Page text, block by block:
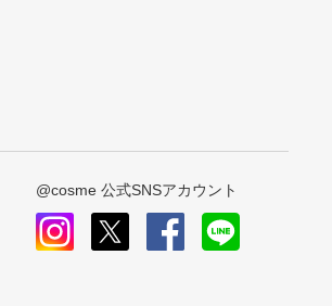
@cosme 公式SNSアカウント